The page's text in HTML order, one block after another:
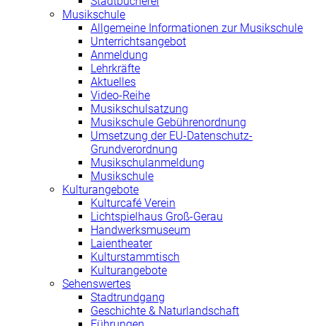
Musikschule
Allgemeine Informationen zur Musikschule
Unterrichtsangebot
Anmeldung
Lehrkräfte
Aktuelles
Video-Reihe
Musikschulsatzung
Musikschule Gebührenordnung
Umsetzung der EU-Datenschutz-
Grundverordnung
Musikschulanmeldung
Musikschule
Kulturangebote
Kulturcafé Verein
Lichtspielhaus Groß-Gerau
Handwerksmuseum
Laientheater
Kulturstammtisch
Kulturangebote
Sehenswertes
Stadtrundgang
Geschichte & Naturlandschaft